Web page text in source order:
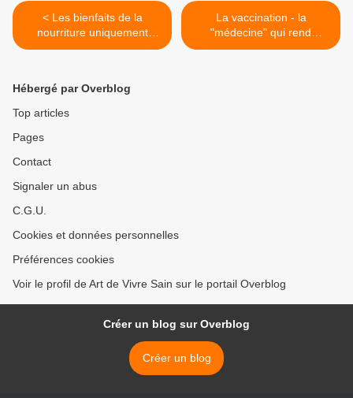
< Les bienfaits de la
nourriture uniquement
végétale
La vaccination - la
"médecine" qui rend
malade... >
Hébergé par Overblog
Top articles
Pages
Contact
Signaler un abus
C.G.U.
Cookies et données personnelles
Préférences cookies
Voir le profil de Art de Vivre Sain sur le portail Overblog
Créer un blog sur Overblog
Créer un blog